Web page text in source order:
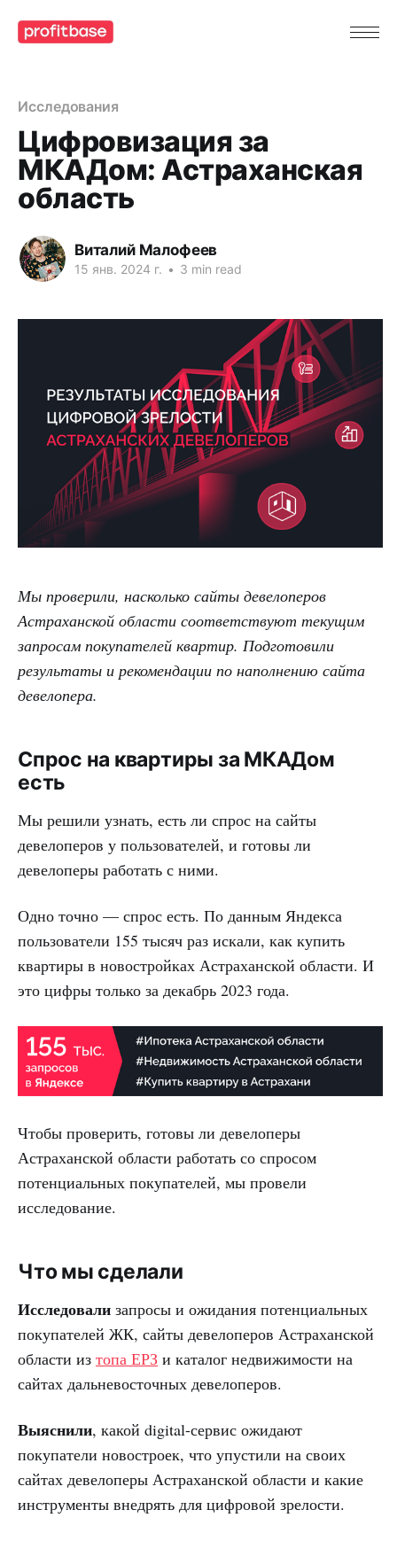
Исследования
Цифровизация за
МКАДом: Астраханская
область
Виталий Малофеев
15 янв. 2024 г. • 3 min read
Мы проверили, насколько сайты девелоперов
Астраханской области соответствуют текущим
запросам покупателей квартир. Подготовили
результаты и рекомендации по наполнению сайта
девелопера.
Спрос на квартиры за МКАДом
есть
Мы решили узнать, есть ли спрос на сайты
девелоперов у пользователей, и готовы ли
девелоперы работать с ними.
Одно точно — спрос есть. По данным Яндекса
пользователи 155 тысяч раз искали, как купить
квартиры в новостройках Астраханской области. И
это цифры только за декабрь 2023 года.
Чтобы проверить, готовы ли девелоперы
Астраханской области работать со спросом
потенциальных покупателей, мы провели
исследование.
Что мы сделали
Исследовали запросы и ожидания потенциальных
покупателей ЖК, сайты девелоперов Астраханской
области из топа ЕРЗ и каталог недвижимости на
сайтах дальневосточных девелоперов.
Выяснили, какой digital-сервис ожидают
покупатели новостроек, что упустили на своих
сайтах девелоперы Астраханской области и какие
инструменты внедрять для цифровой зрелости.